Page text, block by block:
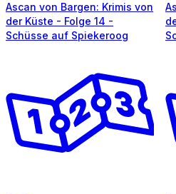
Ascan von Bargen: Krimis von
der Küste - Folge 14 -
Schüsse auf Spiekeroog